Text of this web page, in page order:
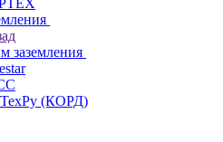
заземления
(КОРД)